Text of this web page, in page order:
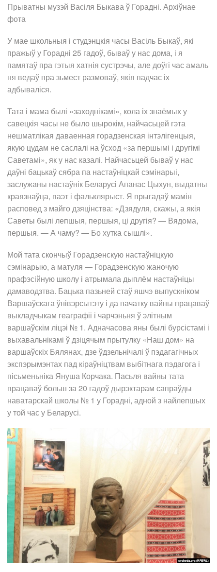
Прыватны музэй Васіля Быкава ў Горадні. Архіўнае
фота
У мае школьныя і студэнцкія часы Васіль Быкаў, які
пражыў у Горадні 25 гадоў, бываў у нас дома, і я
памятаў пра гэтыя хатнія сустрэчы, але доўгі час амаль
ня ведаў пра зьмест размоваў, якія падчас іх
адбываліся.
Тата і мама былі «заходнікамі», кола іх знаёмых у
савецкія часы не было шырокім, найчасьцей гэта
нешматлікая даваенная горадзенская інтэлігенцыя,
якую цудам не саслалі на ўсход «за першымі і другімі
Саветамі», як у нас казалі. Найчасьцей бываў у нас
даўні бацькаў сябра па настаўніцкай сэмінарыі,
заслужаны настаўнік Беларусі Апанас Цыхун, выдатны
краязнаўца, паэт і фальклярыст. Я прыгадаў мамін
расповед з майго дзяцінства: «Дзядуля, скажы, а якія
Саветы былі лепшыя, першыя, ці другія? — Вядома,
першыя. — А чаму? — Бо хутка сышлі».
Мой тата скончыў Горадзенскую настаўніцкую
сэмінарыю, а матуля — Горадзенскую жаночую
прафэсійную школу і атрымала дыплём настаўніцы
дамаводзтва. Бацька пазьней стаў яшчэ выпускніком
Варшаўскага ўнівэрсытэту і да пачатку вайны працаваў
выкладчыкам геаграфіі і чарчэньня ў элітным
варшаўскім ліцэі № 1. Адначасова яны былі бурсістамі і
выхавальнікамі ў дзіцячым прытулку «Наш дом» на
варшаўскіх Бялянах, дзе ўдзельнічалі ў пэдагагічных
экспэрымэнтах пад кіраўніцтвам выбітнага пэдагога і
пісьменьніка Януша Корчака. Пасьля вайны тата
працаваў больш за 20 гадоў дырэктарам сапраўды
наватарскай школы № 1 у Горадні, адной з найлепшых
у той час у Беларусі.